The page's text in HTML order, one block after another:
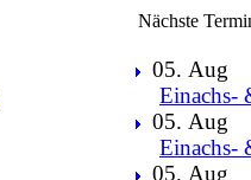
Nächste
05. Aug
Einachs-
05. Aug
Einachs-
05. Aug